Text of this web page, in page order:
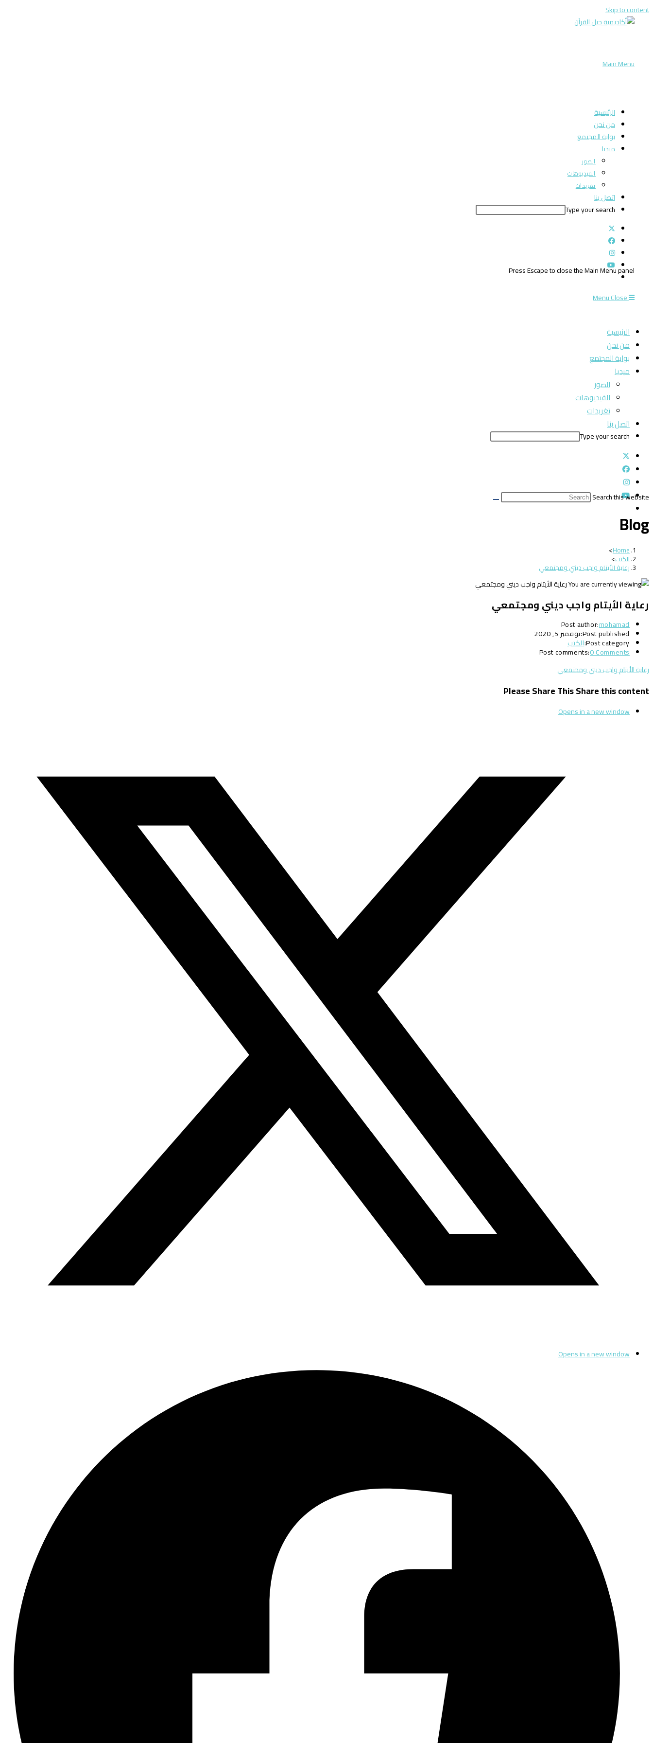
Skip to content
Main Menu
الرئيسية
من نحن
بوابة المجتمع
ميديا
الصور
الفيديوهات
تغريدات
اتصل بنا
Type your search
Press Escape to close the Main Menu panel
MenuClose
الرئيسية
من نحن
بوابة المجتمع
ميديا
الصور
الفيديوهات
تغريدات
اتصل بنا
Type your search
Search this website
Blog
Home
>
الكتب>
رعاية الأيتام واجب ديني ومجتمعي
رعاية الأيتام واجب ديني ومجتمعي
Post author:mohamad
Post published: نوفمبر 5, 2020
Post category:الكتب
Post comments:0 Comments
رعاية الأيتام واجب ديني ومجتمعي
Please Share ThisShare this content
Opens in a new window
Opens in a new window